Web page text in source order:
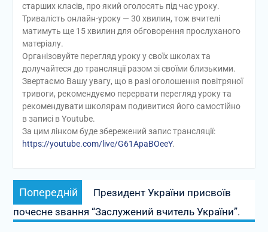
старших класів, про який оголосять під час уроку.
Тривалість онлайн-уроку — 30 хвилин, тож вчителі
матимуть ще 15 хвилин для обговорення прослуханого
матеріалу.
Організовуйте перегляд уроку у своїх школах та
долучайтеся до трансляції разом зі своїми близькими.
Звертаємо Вашу увагу, що в разі оголошення повітряної
тривоги, рекомендуємо перервати перегляд уроку та
рекомендувати школярам подивитися його самостійно
в записі в Youtube.
За цим лінком буде збережений запис трансляції:
https://youtube.com/live/G61ApaBOeeY.
Навігація
записів
Попередній
запис:
Президент України присвоїв
почесне звання “Заслужений вчитель України”.